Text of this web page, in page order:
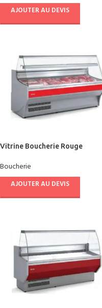
AJOUTER AU DEVIS
Vitrine Boucherie Rouge
Boucherie
AJOUTER AU DEVIS